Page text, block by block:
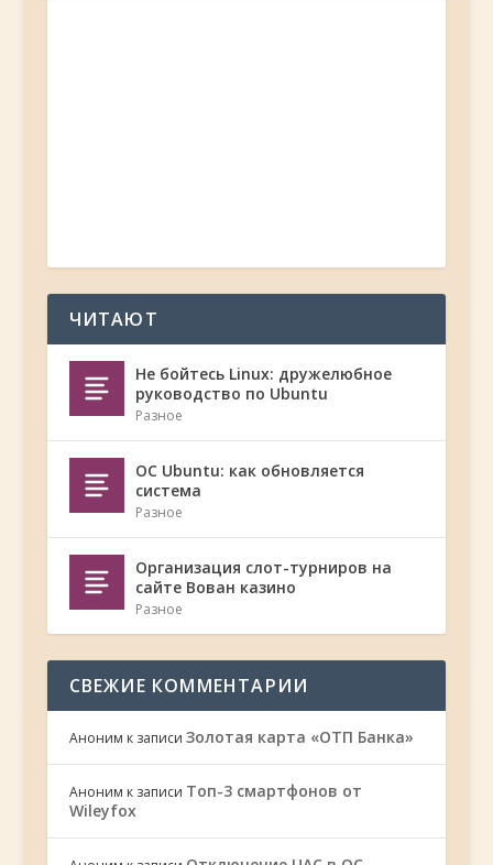
ЧИТАЮТ
Не бойтесь Linux: дружелюбное
руководство по Ubuntu
Разное
ОС Ubuntu: как обновляется
система
Разное
Организация слот-турниров на
сайте Вован казино
Разное
СВЕЖИЕ КОММЕНТАРИИ
Аноним к записи Золотая карта «ОТП Банка»
Аноним к записи Топ-3 смартфонов от
Wileyfox